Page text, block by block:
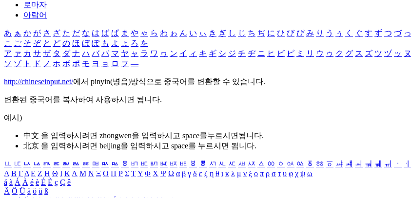
로마자
아랍어
あ ぁ か が さ ざ た だ な は ば ぱ ま や ゃ ら わ ゎ ん い ぃ き ぎ し じ ち ぢ に ひ び ぴ み り う ぅ く ぐ す ず つ づ っ
こ ご そ ぞ と ど の ほ ぼ ぽ も よ ょ ろ を
ア ァ カ サ ザ タ ダ ナ ハ バ パ マ ヤ ャ ラ ワ ヮ ン イ ィ キ ギ シ ジ チ ヂ ニ ヒ ビ ピ ミ リ ウ ゥ ク グ ス ズ ツ ヅ ッ ヌ
ソ ゾ ト ド ノ ホ ボ ポ モ ヨ ョ ロ ヲ ―
http://chineseinput.net/에서 pinyin(병음)방식으로 중국어를 변환할 수 있습니다.
변환된 중국어를 복사하여 사용하시면 됩니다.
예시)
中文 을 입력하시려면 zhongwen을 입력하시고 space를누르시면됩니다.
北京 을 입력하시려면 beijing을 입력하시고 space를 누르시면 됩니다.
ㅥ ㅦ ㅧ ㅨ ㅩ ㅪ ㅫ ㅬ ㅭ ㅮ ㅯ ㅰ ㅱ ㅲ ㅳ ㅴ ㅵ ㅶ ㅷ ㅸ ㅹ ㅺ ㅻ ㅼ ㅽ ㅾ ㅿ ㆀ ㆁ ㆂ ㆃ ㆄ ㆅ ㆆ ㆇ ㆈ ㆉ ㆊ ㆋ ㆌ ㆍ
ㆎ
Α Β ΓΔ Ε Ζ Η Θ Ι ΚΛ Μ Ν Ξ Ο Π Ρ Σ ΤΥ Φ Χ Ψ Ω α β γ δ ε ζ η θ ι κ λ μ ν ξ ο π ρ σ τ υ φ χ ψ ω
á à Á À é è É È ç Ç ê
Ä Ö Ü ä ö ü ß